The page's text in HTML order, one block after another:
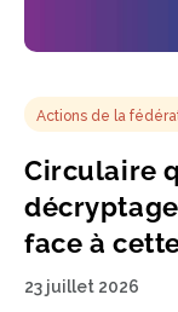
Actions de la
Circulaire
face à
23 juillet 2026